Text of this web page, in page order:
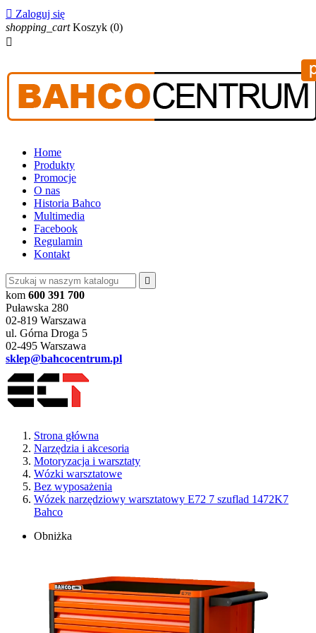
 Zaloguj się
shopping_cart Koszyk (0)

Home
Produkty
Promocje
O nas
Historia Bahco
Multimedia
Facebook
Regulamin
Kontakt

kom 600 391 700
Puławska 280
02-819 Warszawa
ul. Górna Droga 5
02-495 Warszawa
sklep@bahcocentrum.pl
Strona główna
Narzędzia i akcesoria
Motoryzacja i warsztaty
Wózki warsztatowe
Bez wyposażenia
Wózek narzędziowy warsztatowy E72 7 szuflad 1472K7
Bahco
Obniżka